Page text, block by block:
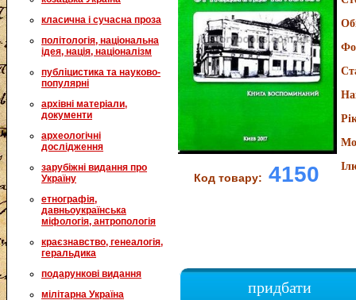
класична і сучасна проза
політологія, національна
ідея, нація, націоналізм
публіцистика та науково-
популярні
архівні матеріали,
документи
археологічні
дослідження
зарубіжні видання про
Україну
етнографія,
давньоукраїнська
міфологія, антропологія
краєзнавство, генеалогія,
геральдика
подарункові видання
мілітарна Україна
Код товару: 4150
придбати